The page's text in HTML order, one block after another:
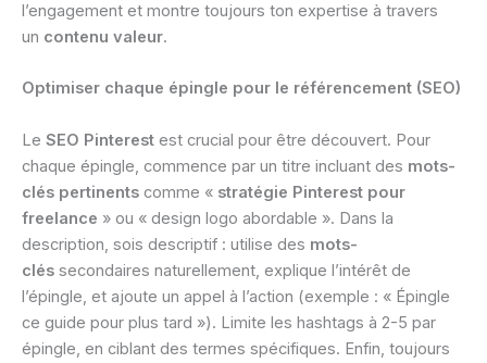
l’engagement et montre toujours ton expertise à travers
un contenu valeur.
Optimiser chaque épingle pour le référencement (SEO)
Le SEO Pinterest est crucial pour être découvert. Pour
chaque épingle, commence par un titre incluant des mots-
clés pertinents comme « stratégie Pinterest pour
freelance » ou « design logo abordable ». Dans la
description, sois descriptif : utilise des mots-
clés secondaires naturellement, explique l’intérêt de
l’épingle, et ajoute un appel à l’action (exemple : « Épingle
ce guide pour plus tard »). Limite les hashtags à 2-5 par
épingle, en ciblant des termes spécifiques. Enfin, toujours